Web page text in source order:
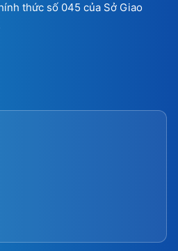
thức số 045 của Sở Giao